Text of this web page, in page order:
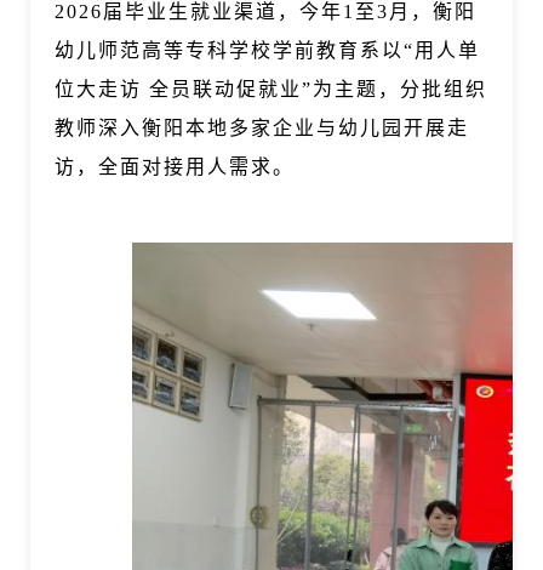
校友园地
2026届毕业生就业渠道，今年1至3月，衡阳
幼儿师范高等专科学校学前教育系以“用人单
位大走访 全员联动促就业”为主题，分批组织
教师深入衡阳本地多家企业与幼儿园开展走
访，全面对接用人需求。